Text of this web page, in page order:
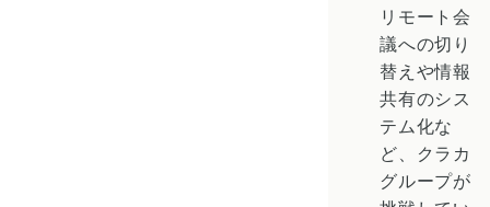
リモート会
議への切り
替えや情報
共有のシス
テム化な
ど、クラカ
グループが